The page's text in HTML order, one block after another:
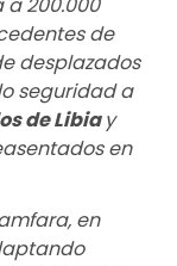
200.000
de
desplazados
seguridad a
de Libia y
en
en